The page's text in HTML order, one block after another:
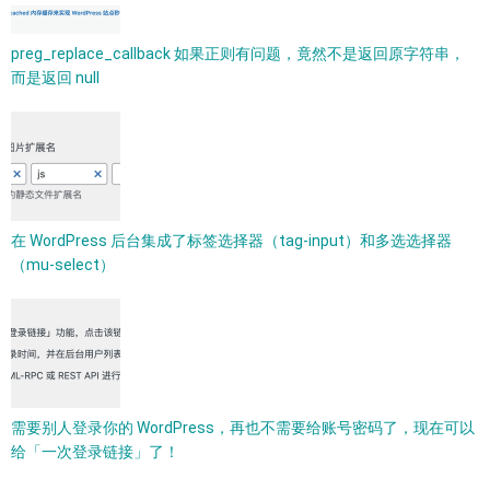
preg_replace_callback 如果正则有问题，竟然不是返回原字符串，
而是返回 null
在 WordPress 后台集成了标签选择器（tag-input）和多选选择器
（mu-select）
需要别人登录你的 WordPress，再也不需要给账号密码了，现在可以
给「一次登录链接」了！